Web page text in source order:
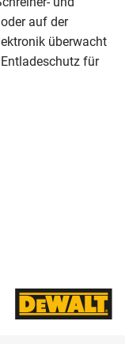
auf der
überwacht
für